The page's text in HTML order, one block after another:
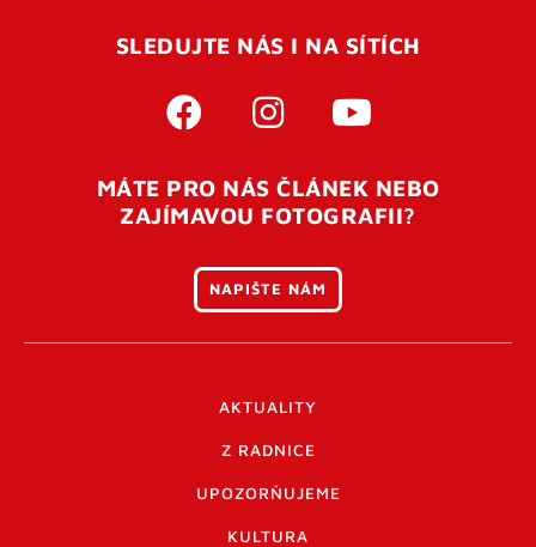
SLEDUJTE NÁS I NA SÍTÍCH
MÁTE PRO NÁS ČLÁNEK NEBO
ZAJÍMAVOU FOTOGRAFII?
NAPIŠTE NÁM
AKTUALITY
Z RADNICE
UPOZORŇUJEME
KULTURA